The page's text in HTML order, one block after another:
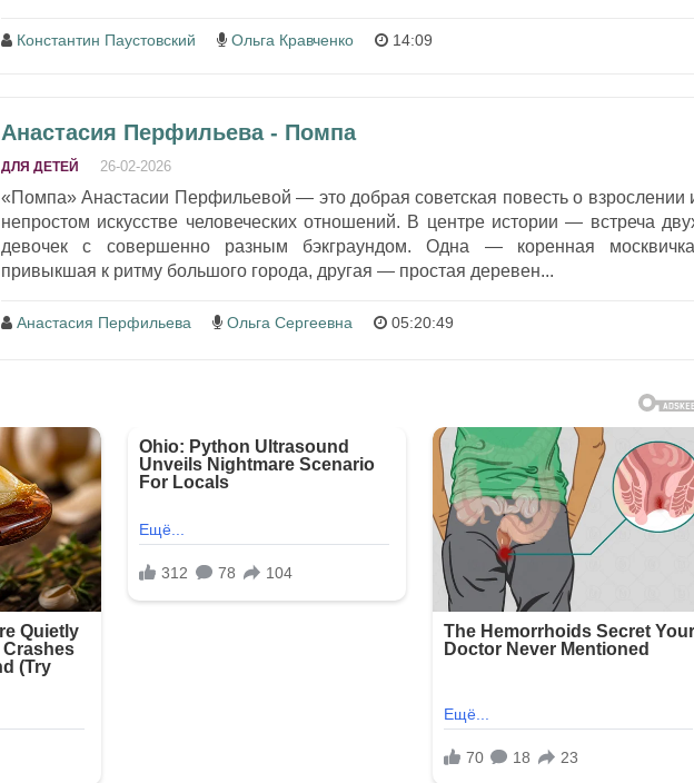
Константин Паустовский Ольга Кравченко 14:09
Анастасия Перфильева - Помпа
ДЛЯ ДЕТЕЙ 26-02-2026
«Помпа» Анастасии Перфильевой — это добрая советская повесть о взрослении
непростом искусстве человеческих отношений. В центре истории — встреча
девочек с совершенно разным бэкграундом. Одна — коренная
привыкшая к ритму большого города, другая — простая деревен...
Анастасия Перфильева Ольга Сергеевна 05:20:49